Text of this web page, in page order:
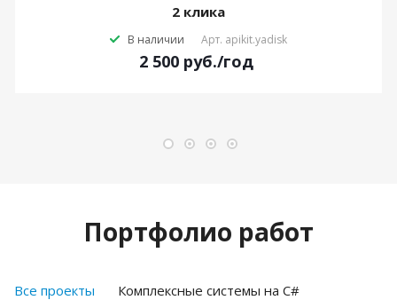
2 клика
В наличии Арт. apikit.yadisk
2 500 руб./год
Портфолио работ
Все проекты Комплексные системы на C#